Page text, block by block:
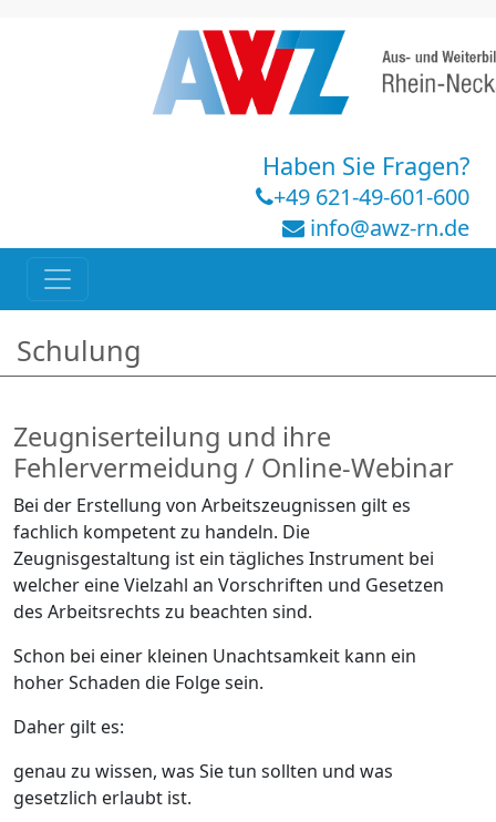
Haben Sie Fragen?
+49 621-49-601-600
info@awz-rn.de
Schulung
Zeugniserteilung und ihre
Fehlervermeidung / Online-Webinar
Bei der Erstellung von Arbeitszeugnissen gilt es
fachlich kompetent zu handeln. Die
Zeugnisgestaltung ist ein tägliches Instrument bei
welcher eine Vielzahl an Vorschriften und Gesetzen
des Arbeitsrechts zu beachten sind.
Schon bei einer kleinen Unachtsamkeit kann ein
hoher Schaden die Folge sein.
Daher gilt es:
genau zu wissen, was Sie tun sollten und was
gesetzlich erlaubt ist.